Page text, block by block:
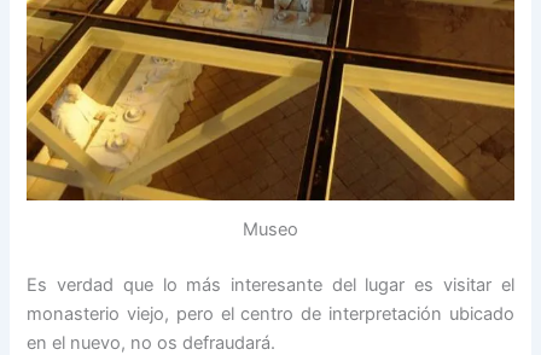
Museo
Es verdad que lo más interesante del lugar es visitar el
monasterio viejo, pero el centro de interpretación ubicado
en el nuevo, no os defraudará.